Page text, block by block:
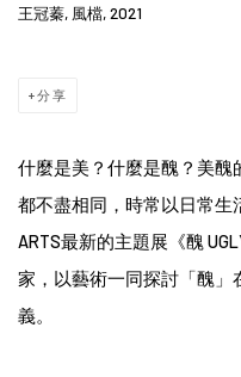
王冠蓁, 風檔, 2021
分享
什麼是美？什麼是醜？美醜
都不盡相同，時常以日常生
ARTS最新的主題展《醜
家，以藝術一同探討「醜
義。